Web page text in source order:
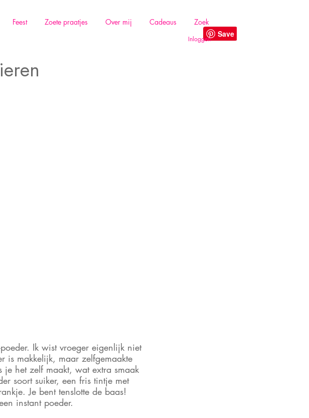
Feest Zoete praatjes Over mij Cadeaus Zoek
Inloggen
Ik wist vroeger eigenlijk niet
is makkelijk, maar zelfgemaakte
je het zelf maakt, wat extra smaak
soort suiker, een fris tintje met
Je bent tenslotte de baas!
instant poeder.